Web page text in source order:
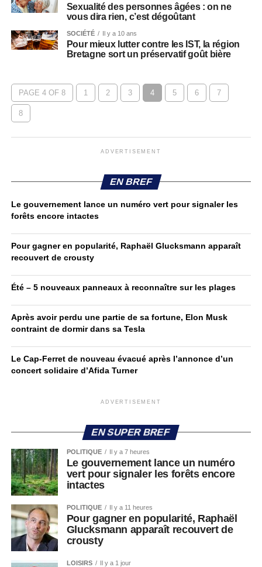
Sexualité des personnes âgées : on ne
vous dira rien, c’est dégoûtant
SOCIÉTÉ Il y a 10 ans
Pour mieux lutter contre les IST, la région
Bretagne sort un préservatif goût bière
PAGE 4 OF 8 1 2 3 4 5 6 7
8
ADVERTISEMENT
EN BREF
Le gouvernement lance un numéro vert pour signaler les
forêts encore intactes
Pour gagner en popularité, Raphaël Glucksmann apparaît
recouvert de crousty
Été – 5 nouveaux panneaux à reconnaître sur les plages
Après avoir perdu une partie de sa fortune, Elon Musk
contraint de dormir dans sa Tesla
Le Cap-Ferret de nouveau évacué après l’annonce d’un
concert solidaire d’Afida Turner
ADVERTISEMENT
EN SUPER BREF
POLITIQUE Il y a 7 heures
Le gouvernement lance un numéro
vert pour signaler les forêts encore
intactes
POLITIQUE Il y a 11 heures
Pour gagner en popularité, Raphaël
Glucksmann apparaît recouvert de
crousty
LOISIRS Il y a 1 jour